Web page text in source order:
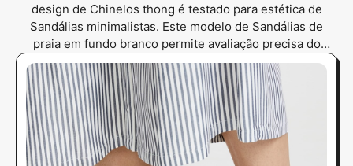
design de Chinelos thong é testado para estética de
Sandálias minimalistas. Este modelo de Sandálias de
praia em fundo branco permite avaliação precisa do
ajuste. É a chave para a confiança dos frequentadores de
praias na colocação da tira fina.